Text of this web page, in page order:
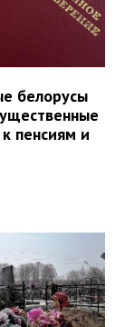
белорусы
пенсиям и